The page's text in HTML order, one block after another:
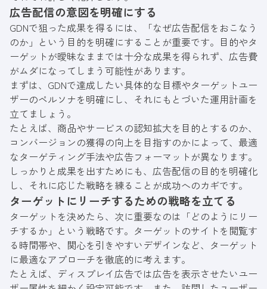
広告配信の意図を明確にする
GDNで狙った成果を得るには、「なぜ広告配信をおこなう
のか」という目的を明確にすることが重要です。目的やタ
ーゲットが曖昧なままでは十分な成果を得られず、広告費
がムダになってしまう可能性があります。
まずは、GDNで達成したい具体的な目標やターゲットユー
ザーのペルソナを明確にし、それにもとづいた運用計画を
立てましょう。
たとえば、商品やサービスの認知拡大を目的とするのか、
コンバージョンの獲得の向上を目指すのかによって、最適
なターゲティング手法や広告フォーマットが異なります。
しっかりと成果を出すためにも、広告配信の目的を明確化
し、それに応じた戦略を練ることが成功へのカギです。
ターゲットにリーチするための戦略を立てる
ターゲットを決めたら、次に重要なのは「どのようにリー
チするか」という戦略です。ターゲットのサイトを閲覧す
る時間帯や、関心を引きやすいデザインなど、ターゲット
に最適なアプローチを徹底的に考えます。
たとえば、ディスプレイ広告では広告を表示させたいユー